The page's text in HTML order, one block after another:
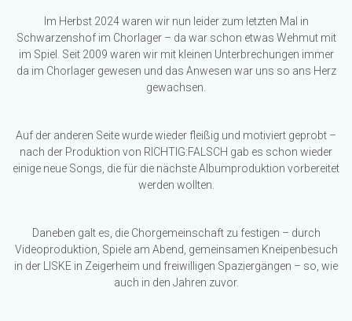
Im Herbst 2024 waren wir nun leider zum letzten Mal in
Schwarzenshof im Chorlager – da war schon etwas Wehmut mit
im Spiel. Seit 2009 waren wir mit kleinen Unterbrechungen immer
da im Chorlager gewesen und das Anwesen war uns so ans Herz
gewachsen.
Auf der anderen Seite wurde wieder fleißig und motiviert geprobt –
nach der Produktion von RICHTIG:FALSCH gab es schon wieder
einige neue Songs, die für die nächste Albumproduktion vorbereitet
werden wollten.
Daneben galt es, die Chorgemeinschaft zu festigen – durch
Videoproduktion, Spiele am Abend, gemeinsamen Kneipenbesuch
in der LISKE in Zeigerheim und freiwilligen Spaziergängen – so, wie
auch in den Jahren zuvor.